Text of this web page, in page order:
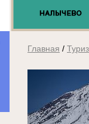
Главная /